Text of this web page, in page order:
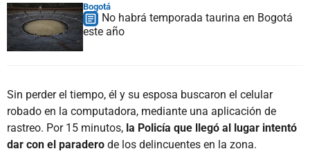
Bogotá
No habrá temporada taurina en Bogotá
este año
Sin perder el tiempo, él y su esposa buscaron el celular
robado en la computadora, mediante una aplicación de
rastreo. Por 15 minutos, la Policía que llegó al lugar intentó
dar con el paradero de los delincuentes en la zona.